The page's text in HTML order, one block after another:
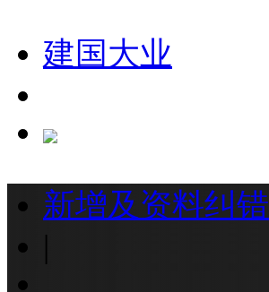
建国大业
新增及资料纠错
|